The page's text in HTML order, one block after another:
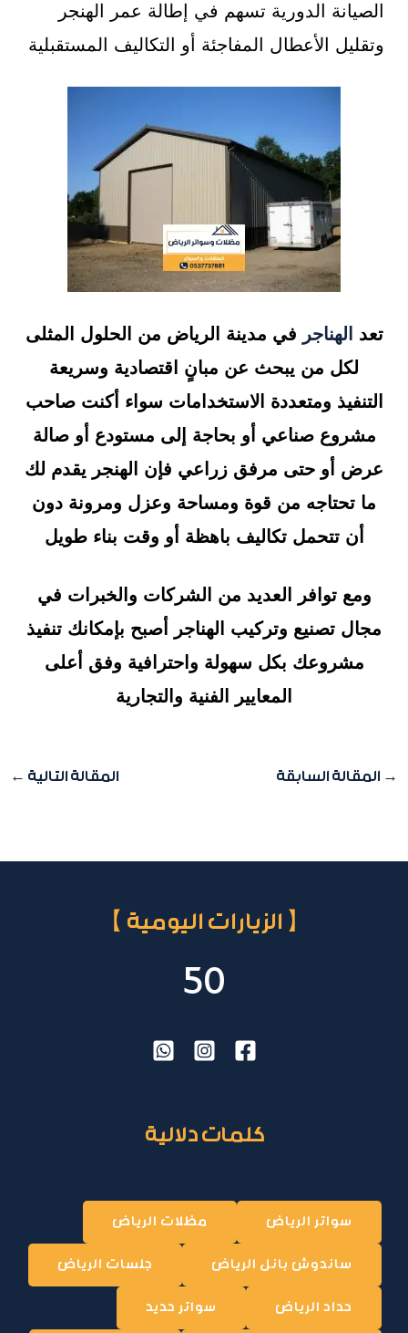
الصيانة الدورية تسهم في إطالة عمر الهنجر
وتقليل الأعطال المفاجئة أو التكاليف المستقبلية
تعد الهناجر في مدينة الرياض من الحلول المثلى
لكل من يبحث عن مبانٍ اقتصادية وسريعة
التنفيذ ومتعددة الاستخدامات سواء أكنت صاحب
مشروع صناعي أو بحاجة إلى مستودع أو صالة
عرض أو حتى مرفق زراعي فإن الهنجر يقدم لك
ما تحتاجه من قوة ومساحة وعزل ومرونة دون
أن تتحمل تكاليف باهظة أو وقت بناء طويل
ومع توافر العديد من الشركات والخبرات في
مجال تصنيع وتركيب الهناجر أصبح بإمكانك تنفيذ
مشروعك بكل سهولة واحترافية وفق أعلى
المعايير الفنية والتجارية
→المقالة السابقة المقالة التالية←
【 الزيارات اليومية 】
50
كلمات دلالية
سواتر الرياض
مظلات الرياض
ساندوش بانل الرياض
جلسات الرياض
حداد الرياض
سواتر حديد